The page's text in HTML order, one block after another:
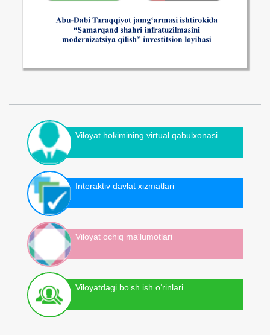
Viloyat hokimining virtual qabulxonasi
Interaktiv davlat xizmatlari
Viloyat ochiq ma'lumotlari
Viloyatdagi bo‘sh ish o‘rinlari